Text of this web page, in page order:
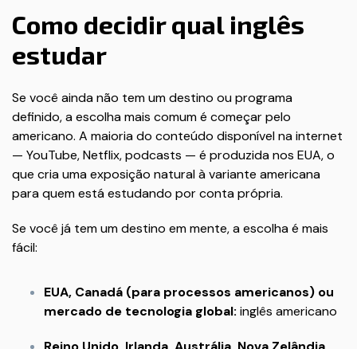
Como decidir qual inglês
estudar
Se você ainda não tem um destino ou programa
definido, a escolha mais comum é começar pelo
americano. A maioria do conteúdo disponível na internet
— YouTube, Netflix, podcasts — é produzida nos EUA, o
que cria uma exposição natural à variante americana
para quem está estudando por conta própria.
Se você já tem um destino em mente, a escolha é mais
fácil:
EUA, Canadá (para processos americanos) ou
mercado de tecnologia global: inglês americano